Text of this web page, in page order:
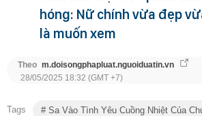
hóng: Nữ chính vừa đẹp
là muốn xem
Theo m.doisongphapluat.nguoiduatin.vn
28/05/2025 18:32 (GMT +7)
Tags Sa Vào Tình Yêu Cuồng Nhiệt Của